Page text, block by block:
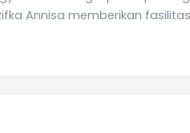
Annisa memberikan